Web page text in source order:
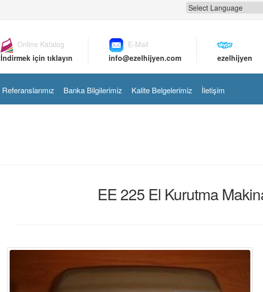
ezelhijyen
E-Mail
info@ezelhijyen.com
Online Katalog
İndirmek için tıklayın
Referanslarımız Banka Bilgilerimiz Kalite Belgelerimiz İletişim
EE 225 El Kurutma